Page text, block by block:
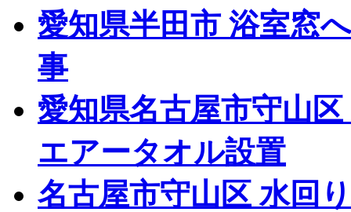
愛知県半田市 浴室窓
事
愛知県名古屋市守山
エアータオル設置
名古屋市守山区 水回